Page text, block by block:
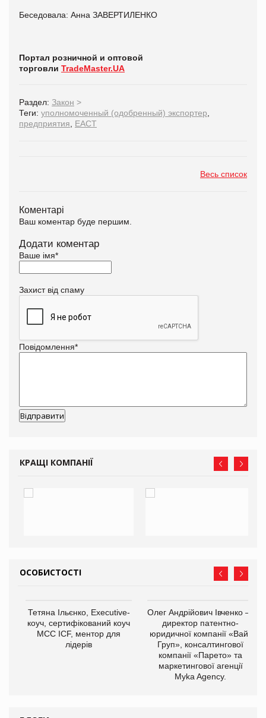
Беседовала: Анна ЗАВЕРТИЛЕНКО
Портал розничной и оптовой
торговли TradeMaster.UA
Раздел: Закон >
Теги: уполномоченный (одобренный) экспортер
предприятия
ЕАСТ
Весь список
Коментарі
Ваш коментар буде першим.
Додати коментар
Ваше імя*
Захист від спаму
Повідомлення*
КРАЩІ КОМПАНІЇ
ОСОБИСТОСТІ
Тетяна Ільєнко, Executive-
коуч, сертифікований коуч
МСС ICF, ментор для
лідерів
Олег Андрійович Івченко —
директор патентно-
юридичної компанії «Вайз
Груп», консалтингової
компанії «Парето» та
маркетингової агенції
Myka Agency.